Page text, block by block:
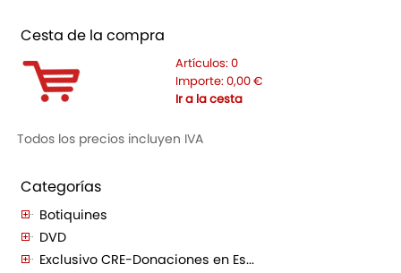
Cesta de la compra
Artículos: 0
Importe: 0,00 €
Ir a la cesta
Todos los precios incluyen IVA
Categorías
Botiquines
DVD
Exclusivo CRE-Donaciones en Es...